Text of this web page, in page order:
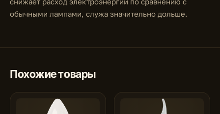
обычными лампами, служа значительно дольше.
Похожие товары